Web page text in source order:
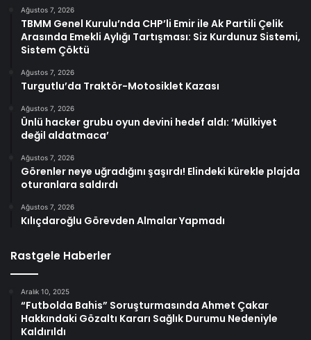
Ağustos 7, 2026
TBMM Genel Kurulu’nda CHP’li Emir ile Ak Partili Çelik
Arasında Emekli Aylığı Tartışması: Siz Kurdunuz Sistemi,
Sistem Çöktü
Ağustos 7, 2026
Turgutlu’da Traktör-Motosiklet Kazası
Ağustos 7, 2026
Ünlü hacker grubu oyun devini hedef aldı: ‘Mülkiyet
değil aldatmaca’
Ağustos 7, 2026
Görenler neye uğradığını şaşırdı! Elindeki kürekle plajda
oturanlara saldırdı
Ağustos 7, 2026
Kılıçdaroğlu Görevden Almalar Yapmadı
Rastgele Haberler
Aralık 10, 2025
“Futbolda Bahis” Soruşturmasında Ahmet Çakar
Hakkındaki Gözaltı Kararı Sağlık Durumu Nedeniyle
Kaldırıldı